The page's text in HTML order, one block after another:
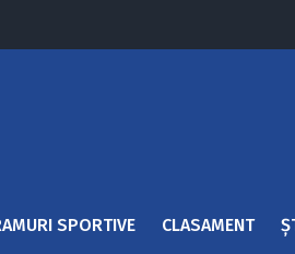
SPORTIVE CLASAMENT